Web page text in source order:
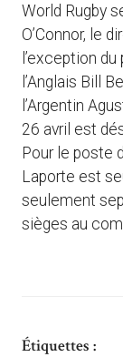
World Rugby
O’Connor, le
l’exception
l’Anglais Bill
l’Argentin
26 avril est
Pour le poste
Laporte est
seulement
sièges au
Étiquettes :